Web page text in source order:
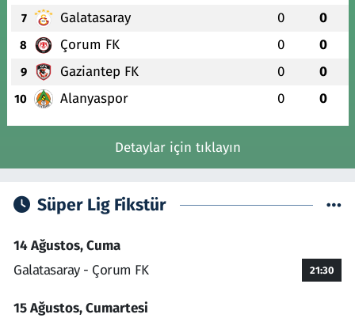
7 Galatasaray 0 0
8 Çorum FK 0 0
9 Gaziantep FK 0 0
10 Alanyaspor 0 0
Detaylar için tıklayın
Süper Lig Fikstür
14 Ağustos, Cuma
Galatasaray - Çorum FK
21:30
15 Ağustos, Cumartesi